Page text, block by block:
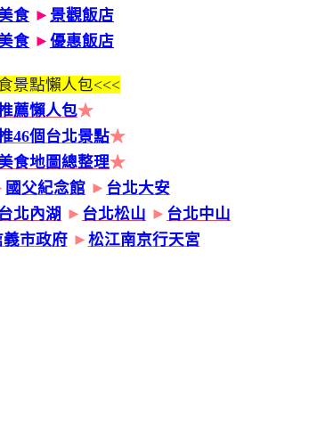
食 ► 景觀飯店
食 ► 優惠飯店
景點懶人包<<<
薦懶人包★
46個台北景點★
食地圖總整理★
國父紀念館 ► 台北大安
北內湖 ► 台北松山 ► 台北中山
義市政府► 松江南京行天宮